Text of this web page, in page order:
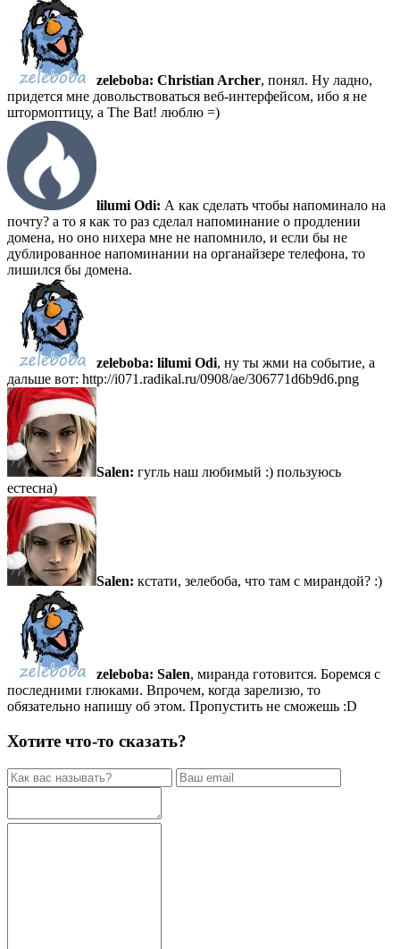
zeleboba: Christian Archer, понял. Ну ладно,
придется мне довольствоваться веб-интерфейсом, ибо я не
штормоптицу, а The Bat! люблю =)
lilumi Odi: А как сделать чтобы напоминало на
почту? а то я как то раз сделал напоминание о продлении
домена, но оно нихера мне не напомнило, и если бы не
дублированное напоминании на органайзере телефона, то
лишился бы домена.
zeleboba: lilumi Odi, ну ты жми на событие, а
дальше вот: http://i071.radikal.ru/0908/ae/306771d6b9d6.png
Salen: гугль наш любимый :) пользуюсь
естесна)
Salen: кстати, зелебоба, что там с мирандой? :)
zeleboba: Salen, миранда готовится. Боремся с
последними глюками. Впрочем, когда зарелизю, то
обязательно напишу об этом. Пропустить не сможешь :D
Хотите что-то сказать?